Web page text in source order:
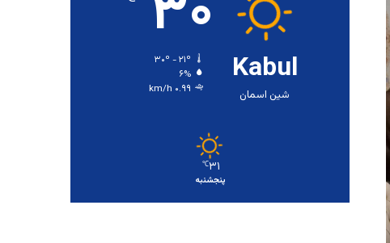
Kabul
شین اسمان
۶%
۰.۹۹ km/h
۳۱℃
پنجشنبه